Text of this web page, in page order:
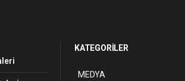
KATEGORİLER
MEDYA